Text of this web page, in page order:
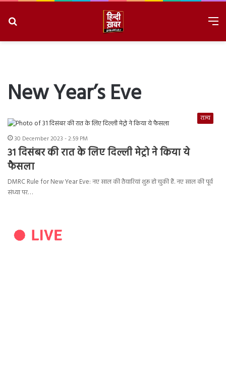
New Year’s Eve
राज्य
30 December 2023 - 2:59 PM
31 दिसंबर की रात के लिए दिल्ली मेट्रो ने किया ये
फैसला
DMRC Rule for New Year Eve: नए साल की तैयारियां शुरू हो चुकी हैं. नए साल की पूर्व
संध्या पर…